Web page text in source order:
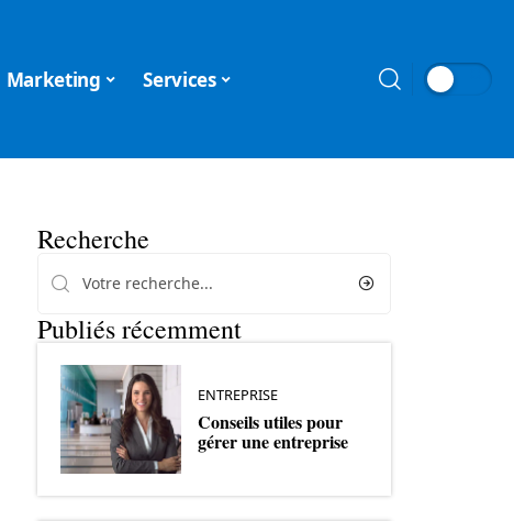
Marketing Services
Recherche
Publiés récemment
ENTREPRISE
Conseils utiles pour
gérer une entreprise